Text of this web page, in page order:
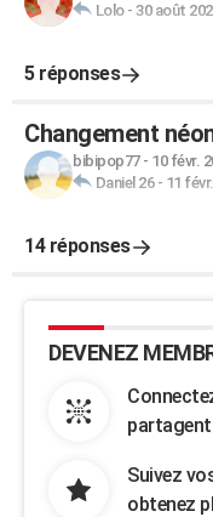
Lolo- 30 août
5 réponses
Changement
bibipop77- 10 févr.
Daniel 26- 11
14 réponses
DEVENEZ
Suivez
obtenez